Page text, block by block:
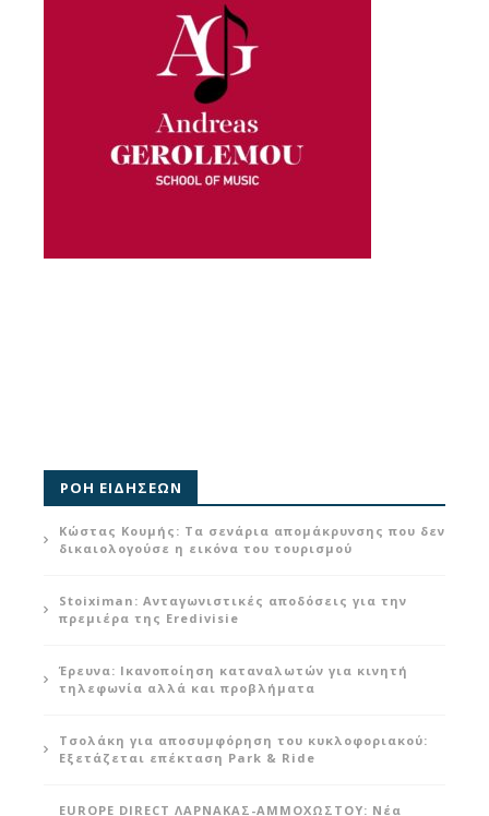
ΡΟΗ ΕΙΔΗΣΕΩΝ
Κώστας Κουμής: Τα σενάρια απομάκρυνσης που δεν
δικαιολογούσε η εικόνα του τουρισμού
Stoiximan: Ανταγωνιστικές αποδόσεις για την
πρεμιέρα της Eredivisie
Έρευνα: Ικανοποίηση καταναλωτών για κινητή
τηλεφωνία αλλά και προβλήματα
Τσολάκη για αποσυμφόρηση του κυκλοφοριακού:
Εξετάζεται επέκταση Park & Ride
EUROPE DIRECT ΛΑΡΝΑΚΑΣ-ΑΜΜΟΧΩΣΤΟΥ: Νέα